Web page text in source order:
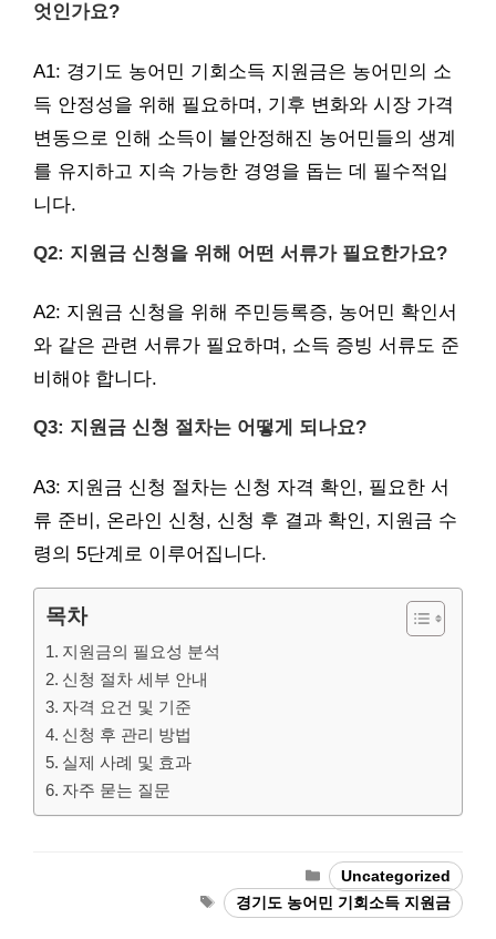
엇인가요?
A1: 경기도 농어민 기회소득 지원금은 농어민의 소
득 안정성을 위해 필요하며, 기후 변화와 시장 가격
변동으로 인해 소득이 불안정해진 농어민들의 생계
를 유지하고 지속 가능한 경영을 돕는 데 필수적입
니다.
Q2: 지원금 신청을 위해 어떤 서류가 필요한가요?
A2: 지원금 신청을 위해 주민등록증, 농어민 확인서
와 같은 관련 서류가 필요하며, 소득 증빙 서류도 준
비해야 합니다.
Q3: 지원금 신청 절차는 어떻게 되나요?
A3: 지원금 신청 절차는 신청 자격 확인, 필요한 서
류 준비, 온라인 신청, 신청 후 결과 확인, 지원금 수
령의 5단계로 이루어집니다.
목차
지원금의 필요성 분석
신청 절차 세부 안내
자격 요건 및 기준
신청 후 관리 방법
실제 사례 및 효과
자주 묻는 질문
Categories
Uncategorized
Tags경기도 농어민 기회소득 지원금